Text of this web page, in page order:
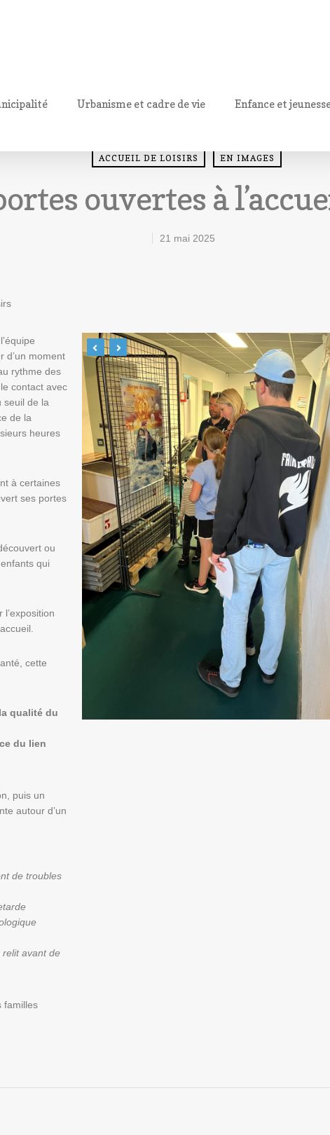
Urbanisme et cadre de vie Enfance et
ACCUEIL DE LOISIRS EN IMAGES
ouvertes à
21 mai 2025
d’un moment
rythme des
contact avec
seuil de la
de la
heures
à certaines
ses portes
ou
qui
cette
qualité du
du lien
puis un
autour d’un
de troubles
relit avant de
familles